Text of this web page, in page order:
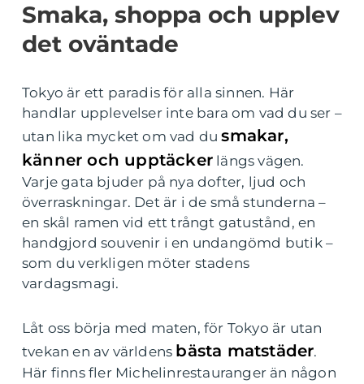
Smaka, shoppa och upplev
det oväntade
Tokyo är ett paradis för alla sinnen. Här
handlar upplevelser inte bara om vad du ser –
utan lika mycket om vad dusmakar,
känner och upptäcker längs vägen.
Varje gata bjuder på nya dofter, ljud och
överraskningar. Det är i de små stunderna –
en skål ramen vid ett trångt gatustånd, en
handgjord souvenir i en undangömd butik –
som du verkligen möter stadens
vardagsmagi.
Låt oss börja med maten, för Tokyo är utan
tvekan en av världens bästa matstäder.
Här finns fler Michelinrestauranger än någon